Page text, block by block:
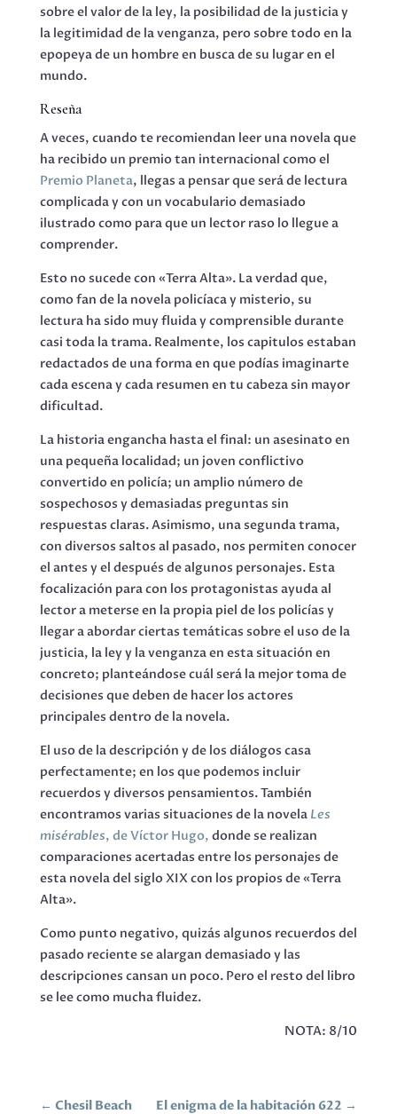
sobre el valor de la ley, la posibilidad de la justicia y
la legitimidad de la venganza, pero sobre todo en la
epopeya de un hombre en busca de su lugar en el
mundo.
Reseña
A veces, cuando te recomiendan leer una novela que
ha recibido un premio tan internacional como el
Premio Planeta, llegas a pensar que será de lectura
complicada y con un vocabulario demasiado
ilustrado como para que un lector raso lo llegue a
comprender.
Esto no sucede con «Terra Alta». La verdad que,
como fan de la novela policíaca y misterio, su
lectura ha sido muy fluida y comprensible durante
casi toda la trama. Realmente, los capitulos estaban
redactados de una forma en que podías imaginarte
cada escena y cada resumen en tu cabeza sin mayor
dificultad.
La historia engancha hasta el final: un asesinato en
una pequeña localidad; un joven conflictivo
convertido en policía; un amplio número de
sospechosos y demasiadas preguntas sin
respuestas claras. Asimismo, una segunda trama,
con diversos saltos al pasado, nos permiten conocer
el antes y el después de algunos personajes. Esta
focalización para con los protagonistas ayuda al
lector a meterse en la propia piel de los policías y
llegar a abordar ciertas temáticas sobre el uso de la
justicia, la ley y la venganza en esta situación en
concreto; planteándose cuál será la mejor toma de
decisiones que deben de hacer los actores
principales dentro de la novela.
El uso de la descripción y de los diálogos casa
perfectamente; en los que podemos incluir
recuerdos y diversos pensamientos. También
encontramos varias situaciones de la novela Les
misérables, de Víctor Hugo, donde se realizan
comparaciones acertadas entre los personajes de
esta novela del siglo XIX con los propios de «Terra
Alta».
Como punto negativo, quizás algunos recuerdos del
pasado reciente se alargan demasiado y las
descripciones cansan un poco. Pero el resto del libro
se lee como mucha fluidez.
NOTA: 8/10
← Chesil Beach El enigma de la habitación 622 →